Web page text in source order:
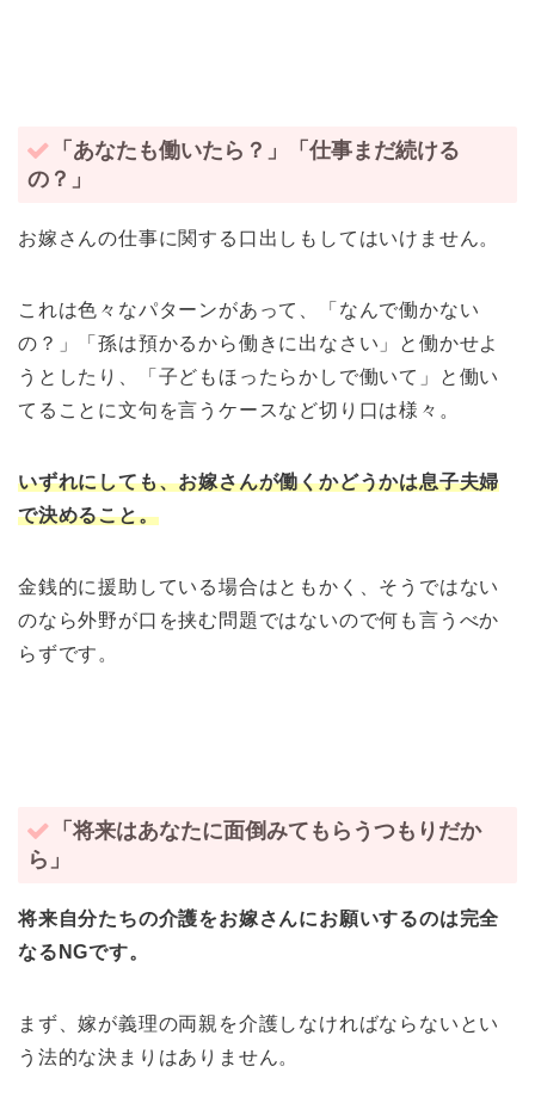
「あなたも働いたら？」「仕事まだ続ける
の？」
お嫁さんの仕事に関する口出しもしてはいけません。
これは色々なパターンがあって、「なんで働かない
の？」「孫は預かるから働きに出なさい」と働かせよ
うとしたり、「子どもほったらかしで働いて」と働い
てることに文句を言うケースなど切り口は様々。
いずれにしても、お嫁さんが働くかどうかは息子夫婦
で決めること。
金銭的に援助している場合はともかく、そうではない
のなら外野が口を挟む問題ではないので何も言うべか
らずです。
「将来はあなたに面倒みてもらうつもりだか
ら」
将来自分たちの介護をお嫁さんにお願いするのは完全
なるNGです。
まず、嫁が義理の両親を介護しなければならないとい
う法的な決まりはありません。